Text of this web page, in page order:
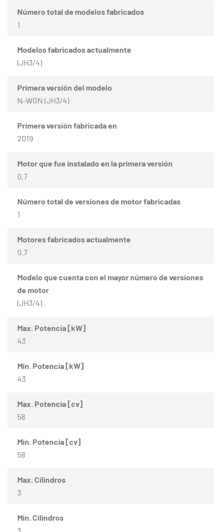
Número total de modelos fabricados
1
Modelos fabricados actualmente
(JH3/4)
Primera versión del modelo
N-WGN (JH3/4)
Primera versión fabricada en
2019
Motor que fue instalado en la primera versión
0.7
Número total de versiones de motor fabricadas
1
Motores fabricados actualmente
0.7
Modelo que cuenta con el mayor número de versiones
de motor
(JH3/4)
Max. Potencia [kW]
43
Mín. Potencia [kW]
43
Max. Potencia [cv]
58
Mín. Potencia [cv]
58
Max. Cilindros
3
Mín. Cilindros
3